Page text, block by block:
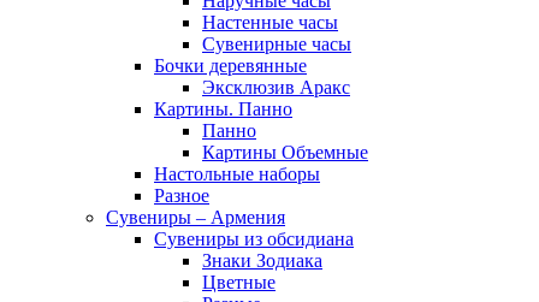
Настенные часы
Сувенирные часы
Бочки деревянные
Эксклюзив Аракс
Картины. Панно
Панно
Картины Объемные
Настольные наборы
Разное
Сувениры – Армения
Сувениры из обсидиана
Знаки Зодиака
Цветные